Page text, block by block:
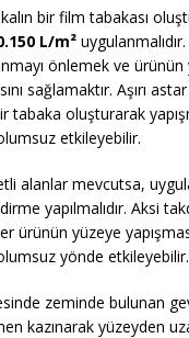
bir film tabakası
L/m²
önlemek ve
sağlamaktır. Aşırı
tabaka oluşturarak
etkileyebilir.
alanlar mevcutsa,
yapılmalıdır. Aksi
ürünün yüzeye
yönde etkileyebilir.
zeminde bulunan
kazınarak yüzeyden